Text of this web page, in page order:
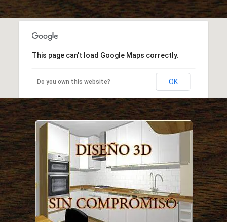
This page can't load Google Maps correctly.
Do you own this website? OK